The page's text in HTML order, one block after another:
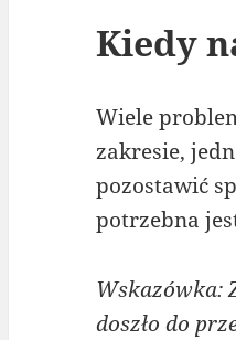
Kiedy
Wiele
zakresie,
pozostawić
potrzebna
Wskazówka:
doszło do